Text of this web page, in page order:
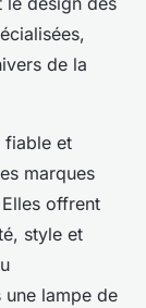
de la
fiable et
marques
offrent
style et
une lampe de